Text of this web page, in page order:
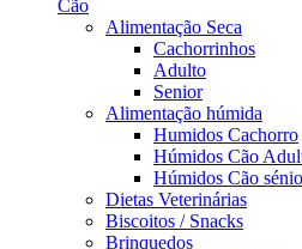
Cão
Alimentação Seca
Cachorrinhos
Adulto
Senior
Alimentação húmida
Humidos Cachorro
Húmidos Cão
Húmidos Cão
Dietas Veterinárias
Biscoitos / Snacks
Brinquedos